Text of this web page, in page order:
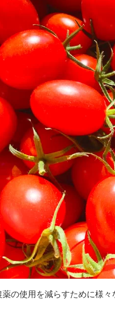
薬の使用を減らすために様々